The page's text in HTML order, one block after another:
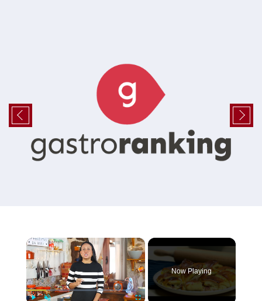
×
Now Playing